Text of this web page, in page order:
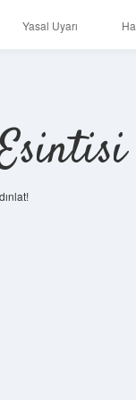
Yasal Uyarı